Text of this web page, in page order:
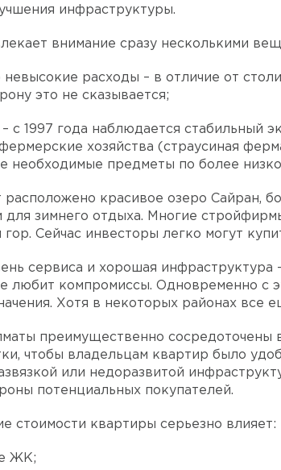
инфраструктуры.
внимание сразу несколькими
невысокие расходы – в отличие от
это не сказывается;
с 1997 года наблюдается стабильный
хозяйства (страусиная
необходимые предметы по более
расположено красивое озеро Сайран,
для зимнего отдыха. Многие
гор. Сейчас инвесторы легко могут
сервиса и хорошая
любит компромиссы. Одновременно с
Хотя в некоторых районах все
преимущественно
чтобы владельцам квартир было
или недоразвитой
потенциальных покупателей.
стоимости квартиры серьезно влияет:
ЖК;